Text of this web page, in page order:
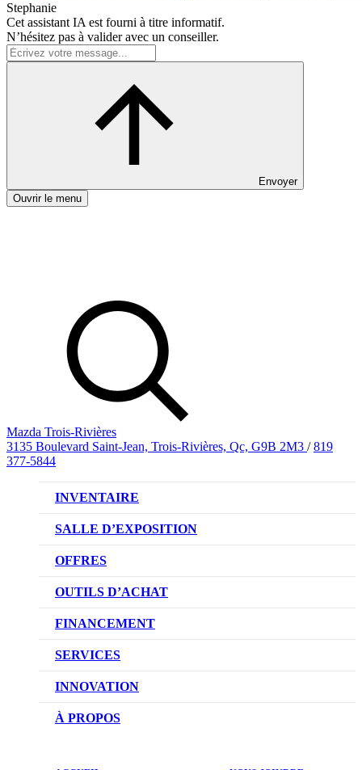
Stephanie
Cet assistant IA est fourni à titre informatif.
N’hésitez pas à valider avec un conseiller.
Envoyer
Ouvrir le menu
Mazda Trois-Rivières
3135 Boulevard Saint-Jean, Trois-Rivières, Qc, G9B 2M3 / 819
377-5844
INVENTAIRE
VÉHICULES NEUFS
VÉHICULES D’OCCASION
SALLE D’EXPOSITION
OFFRES
OFFRES DU CONCESSIONNAIRE
OUTILS D’ACHAT
CONFIGUREZ VOTRE VÉHICULE
RÉSERVEZ UN ESSAI ROUTIER
DEMANDEZ UN PRIX
FINANCEMENT
NOTRE DIFFÉRENCE
DEMANDE DE CRÉDIT AUTO
SERVICES
NOTRE PROMESSE
PRENDRE UN RENDEZ-VOUS
INNOVATION
TECHNOLOGIE SKYACTIV
À PROPOS